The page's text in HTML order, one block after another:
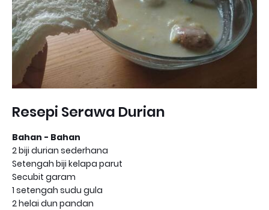
Resepi Serawa Durian
Bahan - Bahan
2 biji durian sederhana
Setengah biji kelapa parut
Secubit garam
1 setengah sudu gula
2 helai dun pandan